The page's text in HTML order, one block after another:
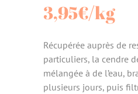
3,95€/kg
Récupérée auprès de
particuliers, la cendre
mélangée à de l’eau,
plusieurs jours, puis